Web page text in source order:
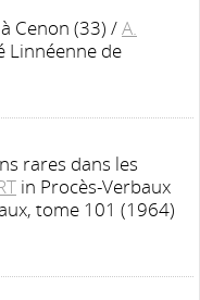
Cenon (33) /A.
Linnéenne de
rares dans les
in Procès-Verbaux
tome 101 (1964)